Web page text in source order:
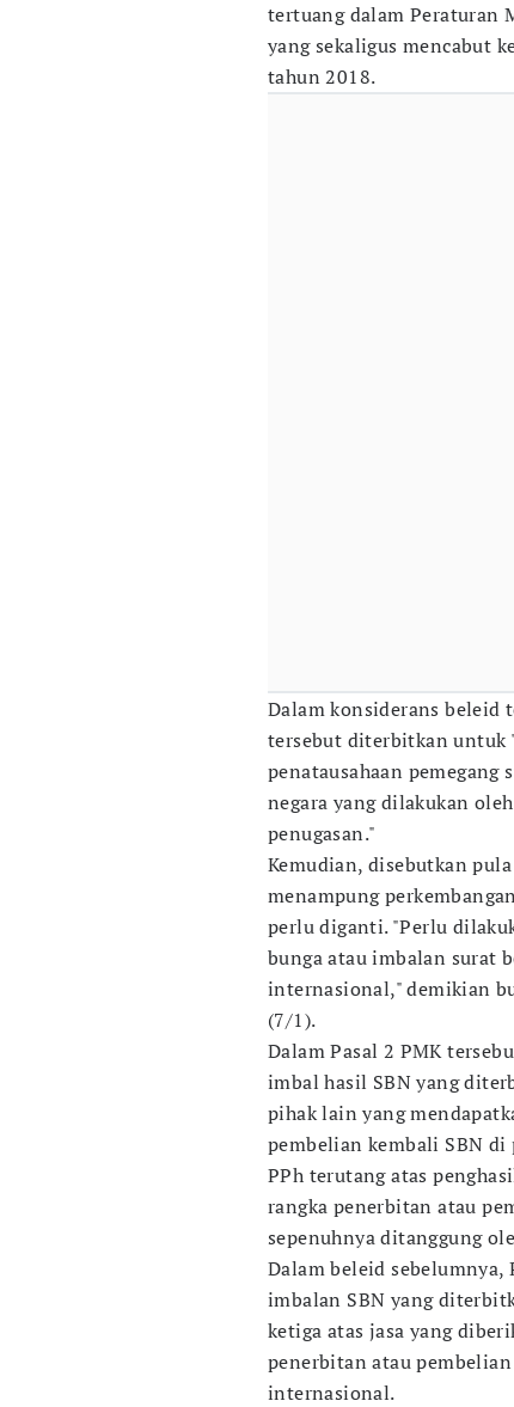
tertuang dalam Peraturan
yang sekaligus mencabut
tahun 2018.
Dalam konsiderans beleid
tersebut diterbitkan untuk
penatausahaan pemegang
negara yang dilakukan
penugasan."
Kemudian, disebutkan
menampung
perlu diganti. "Perlu
bunga atau imbalan surat
internasional," demikian
(7/1).
Dalam Pasal 2 PMK
imbal hasil SBN yang
pihak lain yang
pembelian kembali SBN
PPh terutang atas
rangka penerbitan atau
sepenuhnya ditanggung
Dalam beleid sebelumnya,
imbalan SBN yang
ketiga atas jasa yang
penerbitan atau
internasional.